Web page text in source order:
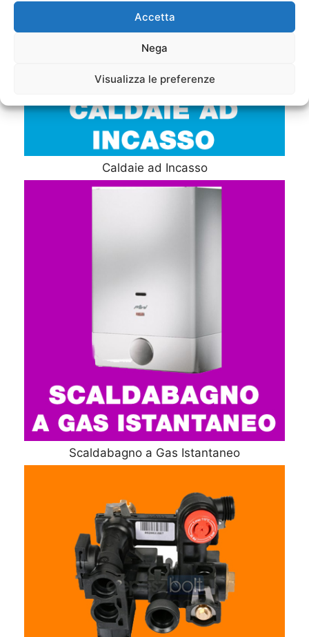
Accetta
Nega
Visualizza le preferenze
Caldaie ad Incasso
Scaldabagno a Gas Istantaneo